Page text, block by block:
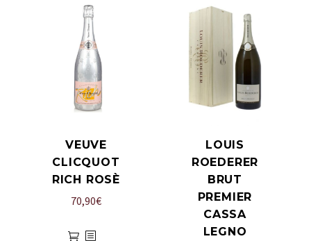
VEUVE
CLICQUOT
RICH ROSÈ
70,90€
LOUIS
ROEDERER
BRUT
PREMIER
CASSA
LEGNO